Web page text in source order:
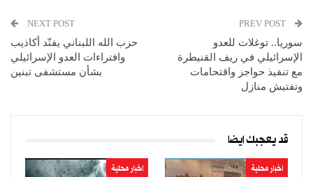
سوريا.. توغلات للعدو
الإسرائيلي في ريف القنيطرة
مع تنفيذ حواجز واقتحامات
وتفتيش منازل
NEXT POST
حزب الله اللبناني يفنّد أكاذيب
وافتراءات العدو الإسرائيلي
بشأن مستشفى تبنين
قد يعجبك ايضا
اخبار محلية اخبار محلية